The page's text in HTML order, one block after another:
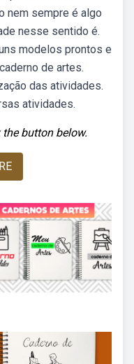
nem sempre é algo
nesse sentido é.
modelos prontos e
de artes.
das atividades.
atividades.
button below.